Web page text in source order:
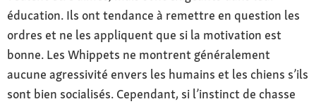
éducation. Ils ont tendance à remettre en question les
ordres et ne les appliquent que si la motivation est
bonne. Les Whippets ne montrent généralement
aucune agressivité envers les humains et les chiens s’ils
sont bien socialisés. Cependant, si l’instinct de chasse